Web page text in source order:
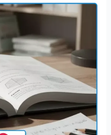
ریاضی
دوازدهم؛
استراتژی‌
های
تضمینی